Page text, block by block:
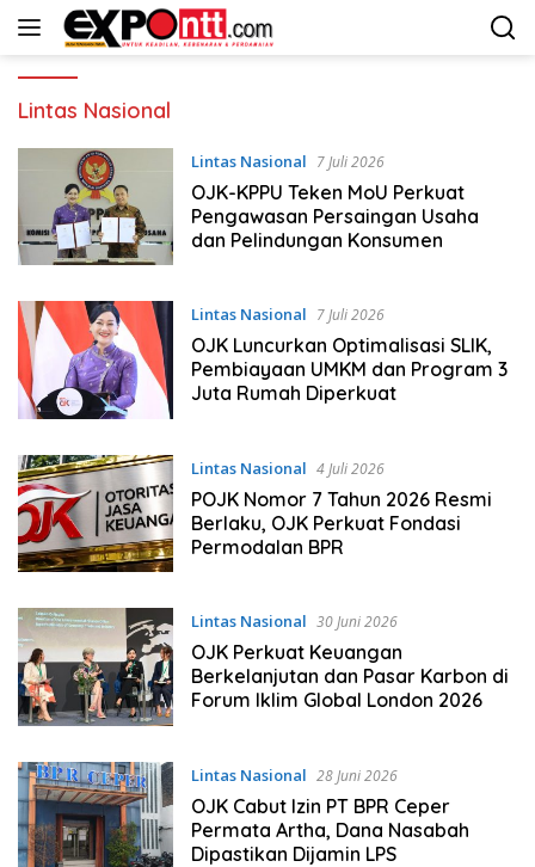
Langsung
Lintas Nasional
Lintas Nasional 7 Juli 2026
OJK-KPPU Teken MoU Perkuat
Pengawasan Persaingan Usaha
dan Pelindungan Konsumen
Lintas Nasional 7 Juli 2026
OJK Luncurkan Optimalisasi SLIK,
Pembiayaan UMKM dan Program 3
Juta Rumah Diperkuat
Lintas Nasional 4 Juli 2026
POJK Nomor 7 Tahun 2026 Resmi
Berlaku, OJK Perkuat Fondasi
Permodalan BPR
Lintas Nasional 30 Juni 2026
OJK Perkuat Keuangan
Berkelanjutan dan Pasar Karbon di
Forum Iklim Global London 2026
Lintas Nasional 28 Juni 2026
OJK Cabut Izin PT BPR Ceper
Permata Artha, Dana Nasabah
Dipastikan Dijamin LPS